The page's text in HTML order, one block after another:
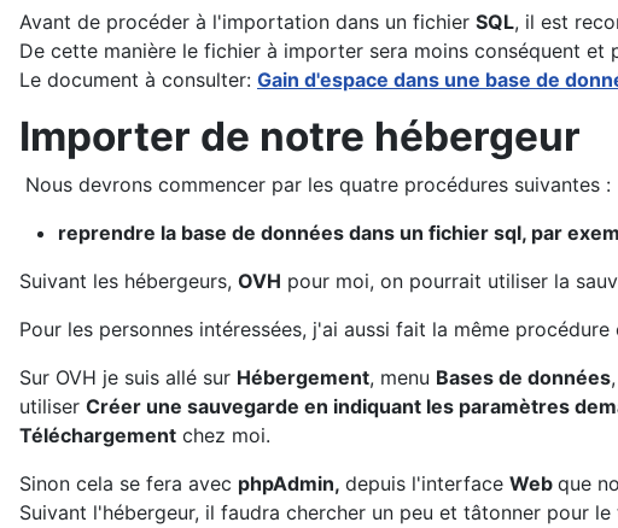
Avant de procéder à l'importation dans un fichier SQL, il est
De cette manière le fichier à importer sera moins conséquent
Le document à consulter: Gain d'espace dans une base de
Importer de notre hébergeur
Nous devrons commencer par les quatre procédures suivantes :
reprendre la base de données dans un fichier sql, par
Suivant les hébergeurs, OVH pour moi, on pourrait utiliser la
Pour les personnes intéressées, j'ai aussi fait la même procédure
Sur OVH je suis allé sur Hébergement, menu Bases de données
utiliser Créer une sauvegarde en indiquant les paramètres
Téléchargement chez moi.
Sinon cela se fera avec phpAdmin, depuis l'interface Web que
Suivant l'hébergeur, il faudra chercher un peu et tâtonner pour